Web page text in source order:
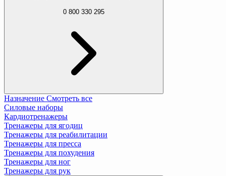
0 800 330 295
Назначение Смотреть все
Силовые наборы
Кардиотренажеры
Тренажеры для ягодиц
Тренажеры для реабилитации
Тренажеры для пресса
Тренажеры для похудения
Тренажеры для ног
Тренажеры для рук